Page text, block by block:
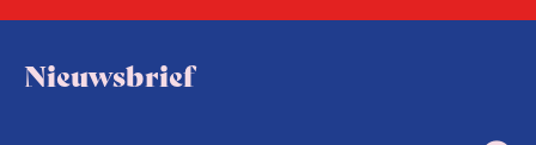
Nieuwsbrief